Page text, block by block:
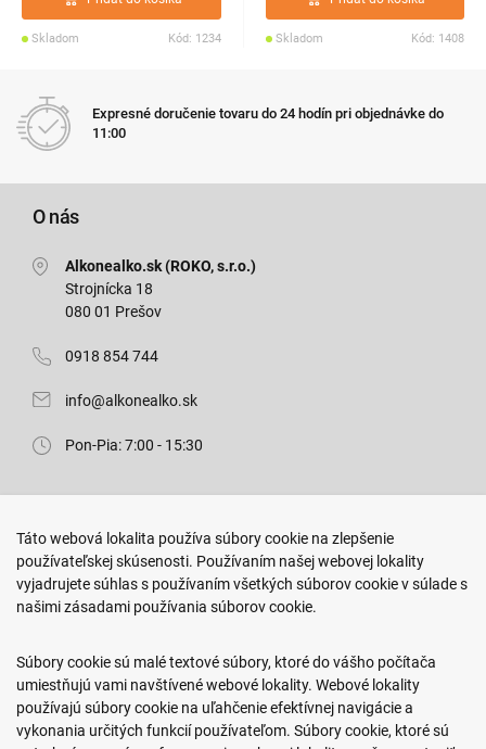
Skladom Kód: 1234 Skladom Kód: 1408
Expresné doručenie tovaru do 24 hodín pri objednávke do
11:00
O nás
Alkonealko.sk (ROKO, s.r.o.)
Strojnícka 18
080 01 Prešov
0918 854 744
info@alkonealko.sk
Pon-Pia: 7:00 - 15:30
Arm. gen. Svobodu 23/A
080 01 Prešov
0917 466 578
sekcovpredajna@doroka.sk
Pon-Ned: 9:00 - 20:00
Táto webová lokalita používa súbory cookie na zlepšenie
používateľskej skúsenosti. Používaním našej webovej lokality
vyjadrujete súhlas s používaním všetkých súborov cookie v súlade s
našimi zásadami používania súborov cookie.
Súbory cookie sú malé textové súbory, ktoré do vášho počítača
umiestňujú vami navštívené webové lokality. Webové lokality
používajú súbory cookie na uľahčenie efektívnej navigácie a
vykonania určitých funkcií používateľom. Súbory cookie, ktoré sú